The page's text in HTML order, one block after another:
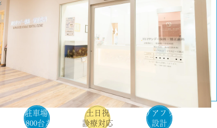
駐車場
約2,800台あり
土日祝
診療対応
バリアフリー
設計